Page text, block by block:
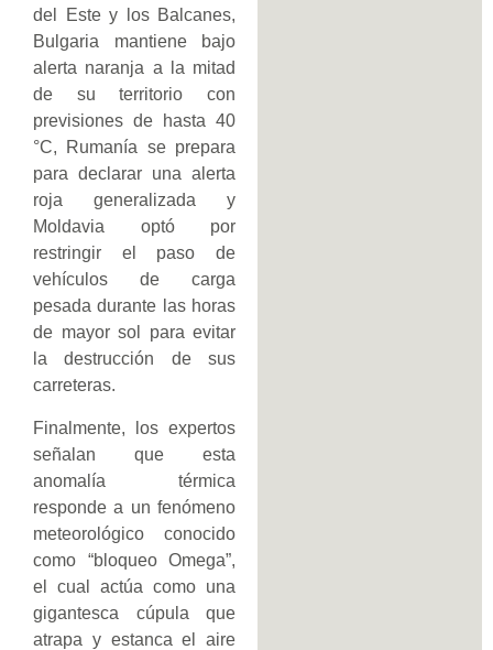
del Este y los Balcanes,
Bulgaria mantiene bajo
alerta naranja a la mitad
de su territorio con
previsiones de hasta 40
°C, Rumanía se prepara
para declarar una alerta
roja generalizada y
Moldavia optó por
restringir el paso de
vehículos de carga
pesada durante las horas
de mayor sol para evitar
la destrucción de sus
carreteras.
Finalmente, los expertos
señalan que esta
anomalía térmica
responde a un fenómeno
meteorológico conocido
como “bloqueo Omega”,
el cual actúa como una
gigantesca cúpula que
atrapa y estanca el aire